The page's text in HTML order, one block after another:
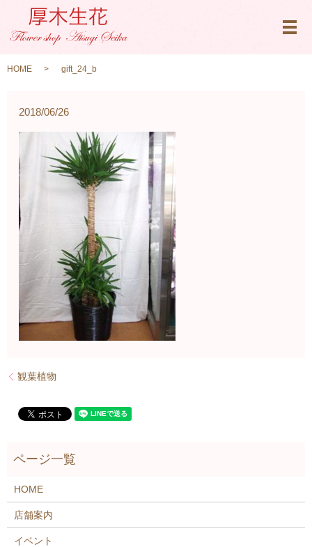
メ
HOME gift_24_b
2018/06/26
観葉植物
HOME
店舗案内
イベント